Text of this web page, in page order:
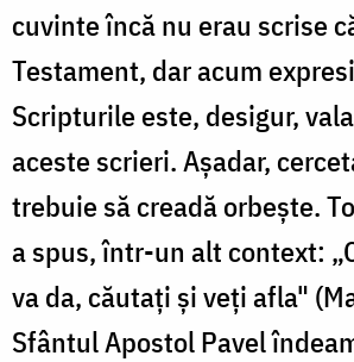
cuvinte încă nu erau scrise
Testament, dar acum
Scripturile este, desigur,
aceste scrieri. Aşadar,
trebuie să creadă orbeşte.
a spus, într-un alt context:
va da, căutaţi şi veţi afla"
Sfântul Apostol Pavel